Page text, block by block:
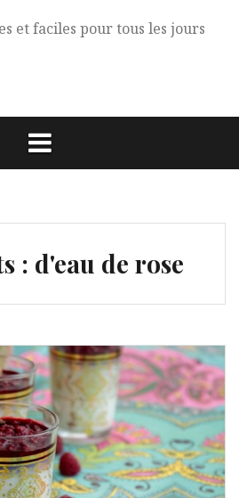
et faciles pour tous les jours
: d'eau de rose